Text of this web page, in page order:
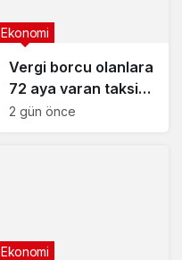
Vergi borcu olanlara
72 aya varan taksit
fırsatı
Ekonomi
2 gün önce
Ekonomi